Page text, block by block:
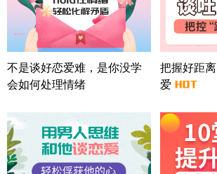
微信用户 Liberty 通过此页面
方案
广东-广州 188****5632
微信用户 司马锘 通过此页面
方案
湖北-武汉 135****7410
陕西-西安 139****6283
微信用户 喜欢下雨天^ 通过此
情感方案
不是谈好恋爱难，是你没学
会如何处理情绪
把握好距
爱